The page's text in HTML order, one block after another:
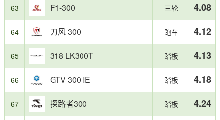
63 F1-300 三轮 4.08
64 刀风 300 跑车 4.12
65 318 LK300T 踏板 4.13
66 GTV 300 IE 踏板 4.18
67 探路者300 踏板 4.24